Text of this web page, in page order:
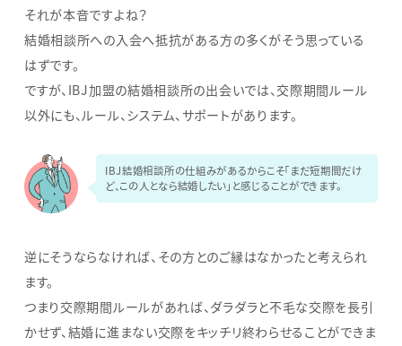
それが本音ですよね？
結婚相談所への入会へ抵抗がある方の多くがそう思っている
はずです。
ですが、IBJ加盟の結婚相談所の出会いでは、交際期間ルール
以外にも、ルール、システム、サポートがあります。
IBJ結婚相談所の仕組みがあるからこそ「まだ短期間だけ
ど、この人となら結婚したい」と感じることができます。
逆にそうならなければ、その方とのご縁はなかったと考えられ
ます。
つまり交際期間ルールがあれば、ダラダラと不毛な交際を長引
かせず、結婚に進まない交際をキッチリ終わらせることができま